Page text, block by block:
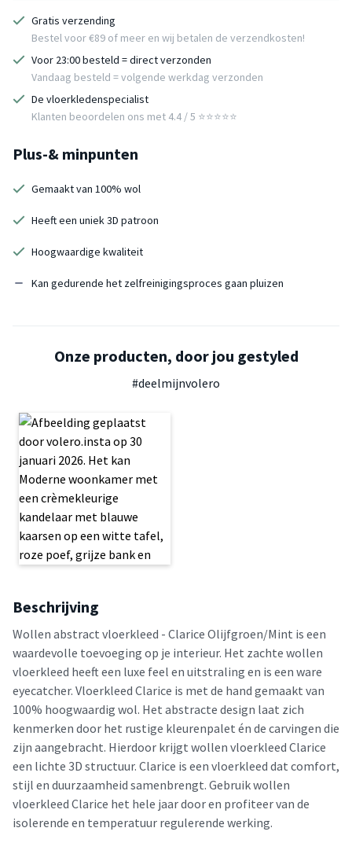
Gratis verzending
Bestel voor €89 of meer en wij betalen de verzendkosten!
Voor 23:00 besteld = direct verzonden
Vandaag besteld = volgende werkdag verzonden
De vloerkledenspecialist
Klanten beoordelen ons met 4.4 / 5 ⭐⭐⭐⭐⭐
Plus-& minpunten
Gemaakt van 100% wol
Heeft een uniek 3D patroon
Hoogwaardige kwaliteit
Kan gedurende het zelfreinigingsproces gaan pluizen
Onze producten, door jou gestyled
#deelmijnvolero
Beschrijving
Wollen abstract vloerkleed - Clarice Olijfgroen/Mint is een
waardevolle toevoeging op je interieur. Het zachte wollen
vloerkleed heeft een luxe feel en uitstraling en is een ware
eyecatcher. Vloerkleed Clarice is met de hand gemaakt van
100% hoogwaardig wol. Het abstracte design laat zich
kenmerken door het rustige kleurenpalet én de carvingen die
zijn aangebracht. Hierdoor krijgt wollen vloerkleed Clarice
een lichte 3D structuur. Clarice is een vloerkleed dat comfort,
stijl en duurzaamheid samenbrengt. Gebruik wollen
vloerkleed Clarice het hele jaar door en profiteer van de
isolerende en temperatuur regulerende werking.